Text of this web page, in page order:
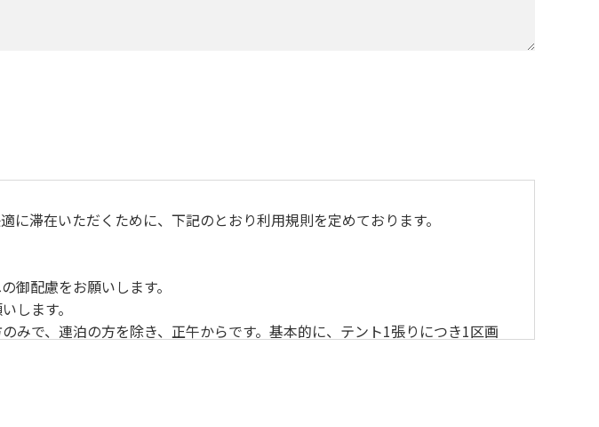
滞在いただくために、下記のとおり利用規則を定めております。
御配慮をお願いします。
します。
みで、連泊の方を除き、正午からです。基本的に、テント1張りにつき1区画
チェックインの手続きを行っていない方や使用人数が増えた場合は、必ず